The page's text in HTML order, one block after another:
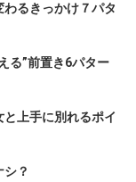
るきっかけ７パタ
る”前置き6パター
上手に別れるポイ
？